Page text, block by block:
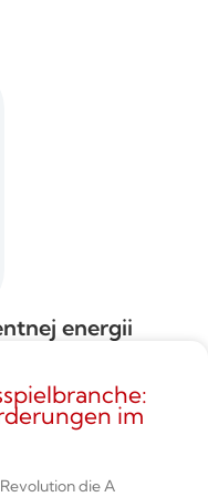
energii
im
die A